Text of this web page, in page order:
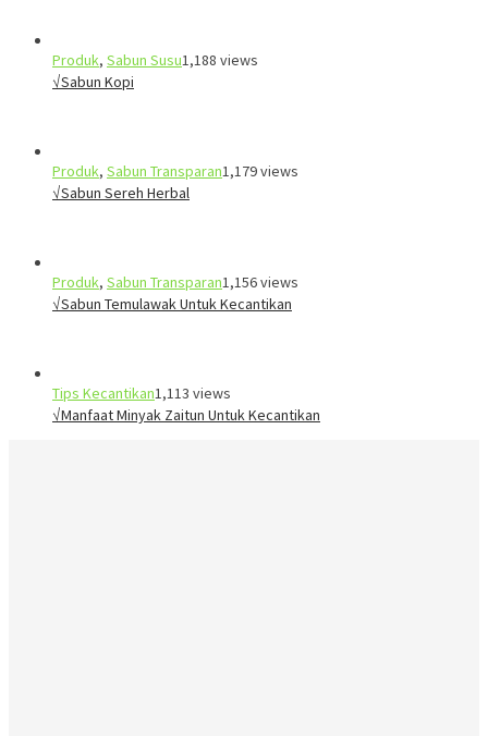
Produk, Sabun Susu1,188 views
√Sabun Kopi
Produk, Sabun Transparan1,179 views
√Sabun Sereh Herbal
Produk, Sabun Transparan1,156 views
√Sabun Temulawak Untuk Kecantikan
Tips Kecantikan1,113 views
√Manfaat Minyak Zaitun Untuk Kecantikan